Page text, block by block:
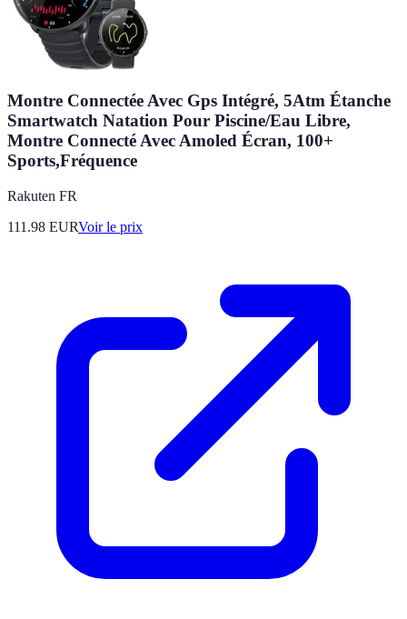
Montre Connectée Avec Gps Intégré, 5Atm Étanche
Smartwatch Natation Pour Piscine/Eau Libre,
Montre Connecté Avec Amoled Écran, 100+
Sports,Fréquence
Rakuten FR
111.98 EURVoir le prix